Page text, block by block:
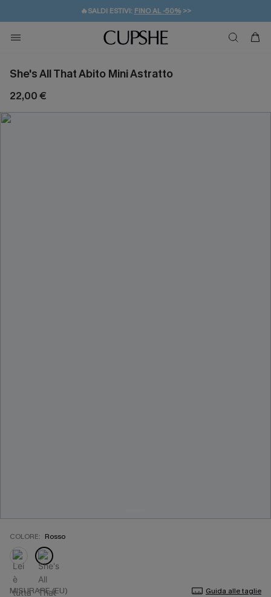
🔥SALDI ESTIVI: FINO AL -50%>>
🚚SPEDIZIONE GRATUITA DA 49€
💌REGALO PER I NUOVI: 20% DI SCONTO*
She's All That Abito Mini Astratto
22,00 €
COLORE: Rosso
MISURARE (EU) Guida alle taglie